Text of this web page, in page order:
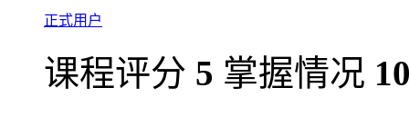
正式用户
课程评分 5 掌握情况